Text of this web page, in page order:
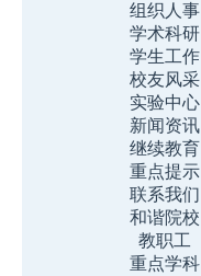
组织人事
学术科研
学生工作
校友风采
实验中心
新闻资讯
继续教育
重点提示
联系我们
和谐院校
教职工
重点学科